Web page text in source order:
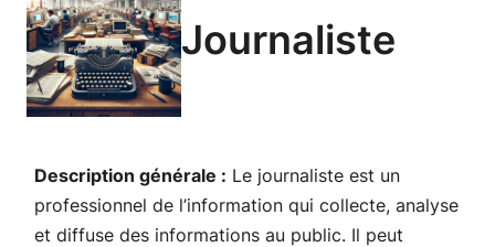
Journaliste
Description générale : Le journaliste est un
professionnel de l’information qui collecte, analyse
et diffuse des informations au public. Il peut